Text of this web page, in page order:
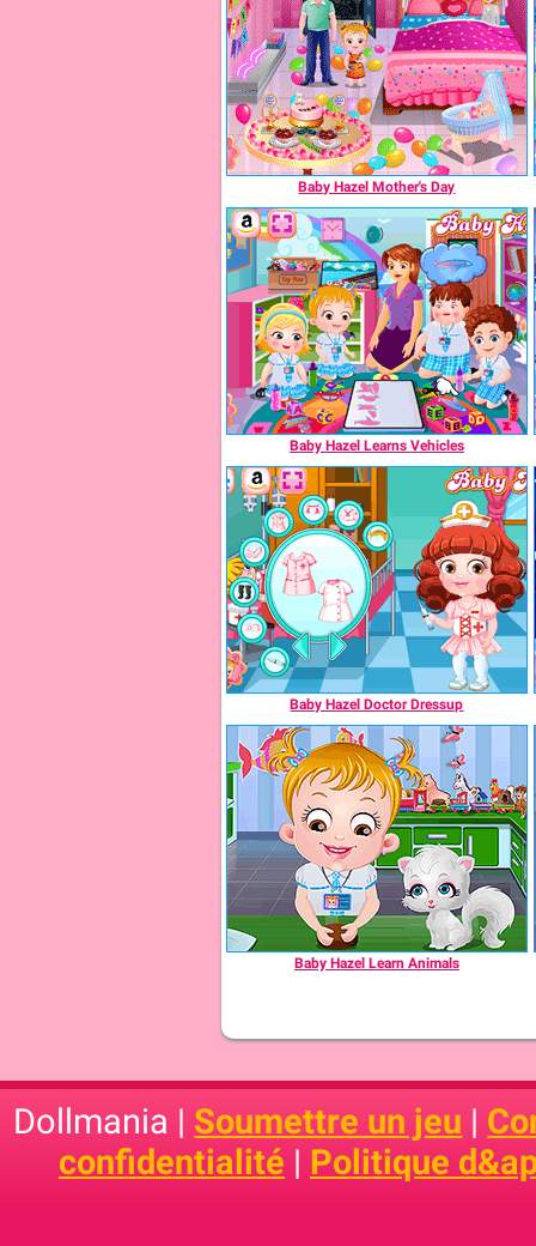
Baby Hazel Mother's Day
Baby Hazel Learns Vehicles
Baby Hazel Doctor Dressup
Baby Hazel Learn Animals
Dollmania | Soumettre un jeu |
confidentialité | Politique